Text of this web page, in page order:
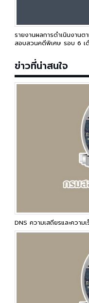
รายงานผลการดำเนินงาน
สอบสวนคดีพิเศษ รอบ 6 เ
ข่าวที่น่าสนใจ
DNS ความเสถียรและความ